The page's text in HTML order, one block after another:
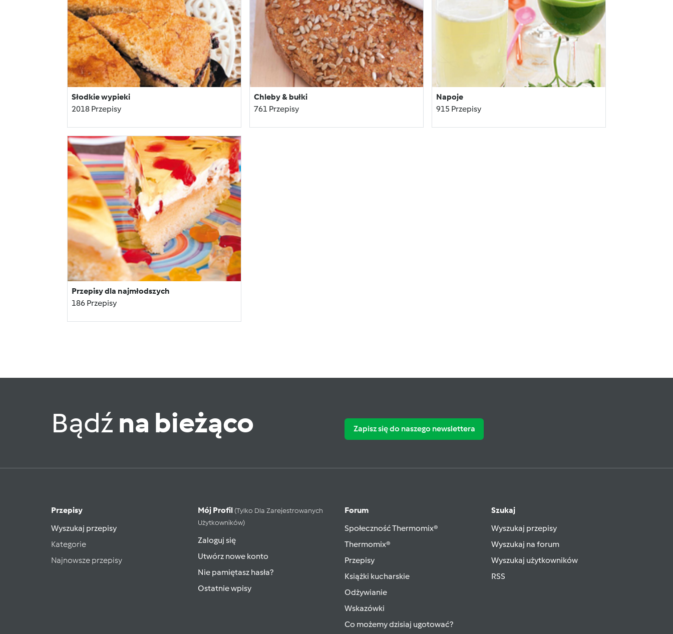
Słodkie wypieki
2018 Przepisy
Chleby & bułki
761 Przepisy
Napoje
915 Przepisy
Przepisy dla najmłodszych
186 Przepisy
Bądź na bieżąco Zapisz się do naszego newslettera
Przepisy
Wyszukaj przepisy
Kategorie
Najnowsze przepisy
Mój Profil (tylko Dla Zarejestrowanych
Użytkowników)
Zaloguj się
Utwórz nowe konto
Nie pamiętasz hasła?
Ostatnie wpisy
Forum
Społeczność Thermomix®
Thermomix®
Przepisy
Książki kucharskie
Odżywianie
Wskazówki
Co możemy dzisiaj ugotować?
Szukaj
Wyszukaj przepisy
Wyszukaj na forum
Wyszukaj użytkowników
RSS